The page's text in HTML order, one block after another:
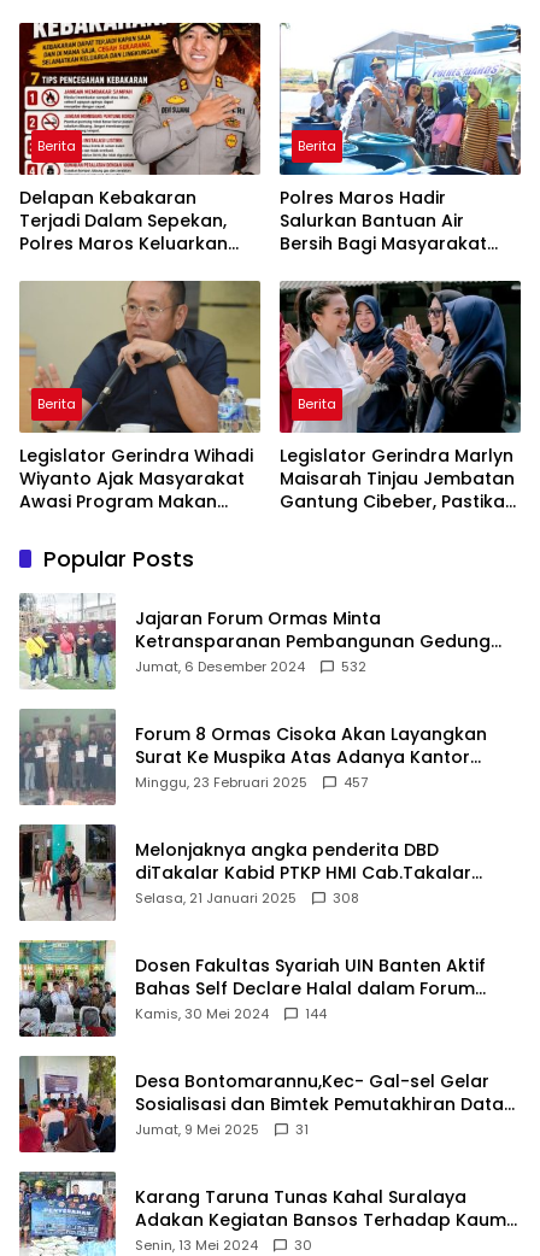
Belitung
Berita
Delapan Kebakaran
Terjadi Dalam Sepekan,
Polres Maros Keluarkan
Masyarakat
Berita
Polres Maros Hadir
Salurkan Bantuan Air
Bersih Bagi Masyarakat
Di Maros
Berita
Legislator Gerindra Wihadi
Wiyanto Ajak Masyarakat
Awasi Program Makan
Sasaran
Berita
Legislator Gerindra Marlyn
Maisarah Tinjau Jembatan
Gantung Cibeber, Pastikan
Popular Posts
Jajaran Forum Ormas Minta
Ketransparanan Pembangunan Gedung
Damkar Di Kecamatan Cisoka
Jumat, 6 Desember 2024 532
Forum 8 Ormas Cisoka Akan Layangkan
Surat Ke Muspika Atas Adanya Kantor
Matel di Cisoka
Minggu, 23 Februari 2025 457
Melonjaknya angka penderita DBD
diTakalar Kabid PTKP HMI Cab.Takalar
angkat bicara
Selasa, 21 Januari 2025 308
Dosen Fakultas Syariah UIN Banten Aktif
Bahas Self Declare Halal dalam Forum
Ijtima Ulama MUI
Kamis, 30 Mei 2024 144
Desa Bontomarannu,Kec- Gal-sel Gelar
Sosialisasi dan Bimtek Pemutakhiran Data
ID
Jumat, 9 Mei 2025 31
Karang Taruna Tunas Kahal Suralaya
Adakan Kegiatan Bansos Terhadap Kaum
Dhuafa dan Anak Yatim-Piatu
Senin, 13 Mei 2024 30